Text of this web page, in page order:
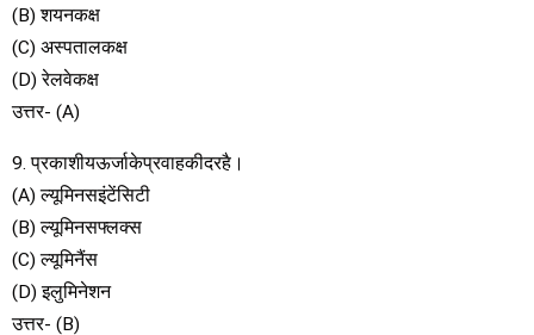
(B) शयनकक्ष
(C) अस्पतालकक्ष
(D) रेलवेकक्ष
उत्तर- (A)
9. प्रकाशीयऊर्जाकेप्रवाहकीदरहै।
(A) ल्यूमिनसइंटेंसिटी
(B) ल्यूमिनसफ्लक्स
(C) ल्यूमिनैंस
(D) इलुमिनेशन
उत्तर- (B)